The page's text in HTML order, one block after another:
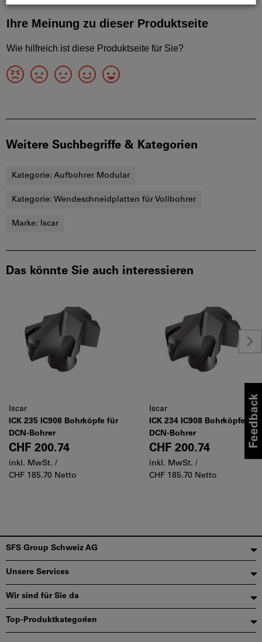
Weitere Suchbegriffe & Kategorien
Kategorie: Aufbohrer Modular
Kategorie: Wendeschneidplatten für Vollbohrer
Marke: Iscar
Das könnte Sie auch interessieren
Iscar
ICK 235 IC908 Bohrköpfe für
DCN-Bohrer
CHF 200.74
inkl. MwSt. /
CHF 185.70 Netto
Iscar
ICK 234 IC908 Bohrköpfe für
DCN-Bohrer
CHF 200.74
inkl. MwSt. /
CHF 185.70 Netto
Fußzeile
SFS Group Schweiz AG
Unsere Services
Wir sind für Sie da
Top-Produktkategorien